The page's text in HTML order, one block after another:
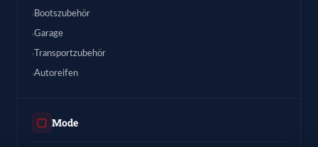
Bootszubehör
Garage
Transportzubehör
Autoreifen
Mode